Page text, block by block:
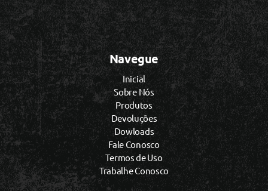
Navegue
Inicial
Sobre Nós
Produtos
Devoluções
Dowloads
Fale Conosco
Termos de Uso
Trabalhe Conosco